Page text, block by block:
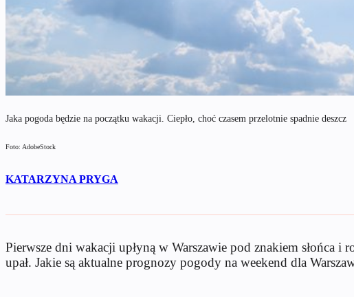
Jaka pogoda będzie na początku wakacji. Ciepło, choć czasem przelotnie spadnie deszcz
Foto: AdobeStock
KATARZYNA PRYGA
Pierwsze dni wakacji upłyną w Warszawie pod znakiem słońca
upał. Jakie są aktualne prognozy pogody na weekend dla